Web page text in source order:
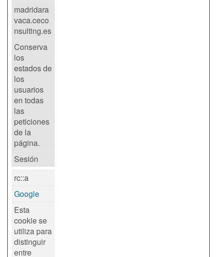
madridara
vaca.ceco
nsulting.es
Conserva
los
estados de
los
usuarios
en todas
las
peticiones
de la
página.
Sesión
rc::a
Google
Esta
cookie se
utiliza para
distinguir
entre